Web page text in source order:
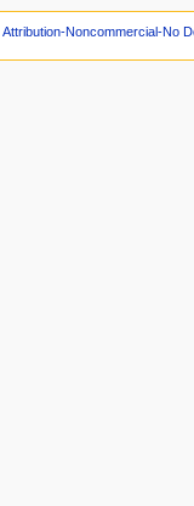
Attribution-Noncommercial-No